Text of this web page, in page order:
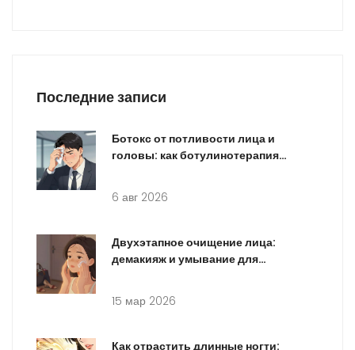
Последние записи
Ботокс от потливости лица и
головы: как ботулинотерапия
6 авг 2026
Двухэтапное очищение лица:
демакияж и умывание для
15 мар 2026
Как отрастить длинные ногти: